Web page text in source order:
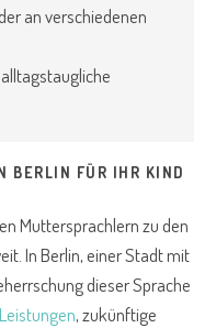
an verschiedenen
BERLIN FÜR IHR KIND
Muttersprachlern zu den
In Berlin, einer Stadt mit
dieser Sprache
Leistungen, zukünftige